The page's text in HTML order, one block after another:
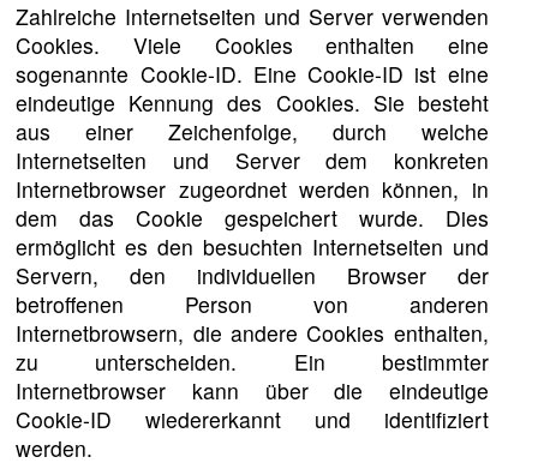
Zahlreiche Internetseiten und Server verwenden
Cookies. Viele Cookies enthalten eine
sogenannte Cookie-ID. Eine Cookie-ID ist eine
eindeutige Kennung des Cookies. Sie besteht
aus einer Zeichenfolge, durch welche
Internetseiten und Server dem konkreten
Internetbrowser zugeordnet werden können, in
dem das Cookie gespeichert wurde. Dies
ermöglicht es den besuchten Internetseiten und
Servern, den individuellen Browser der
betroffenen Person von anderen
Internetbrowsern, die andere Cookies enthalten,
zu unterscheiden. Ein bestimmter
Internetbrowser kann über die eindeutige
Cookie-ID wiedererkannt und identifiziert
werden.